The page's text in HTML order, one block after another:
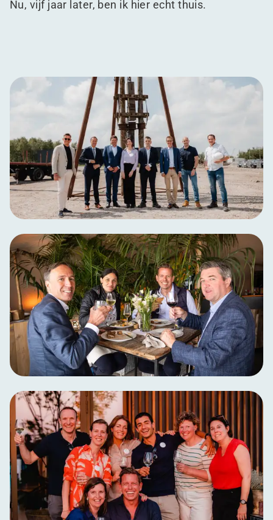
Nu, vijf jaar later, ben ik hier echt thuis.